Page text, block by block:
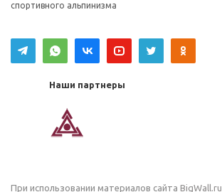
спортивного альпинизма
Наши партнеры
При использовании материалов сайта BigWall.ru